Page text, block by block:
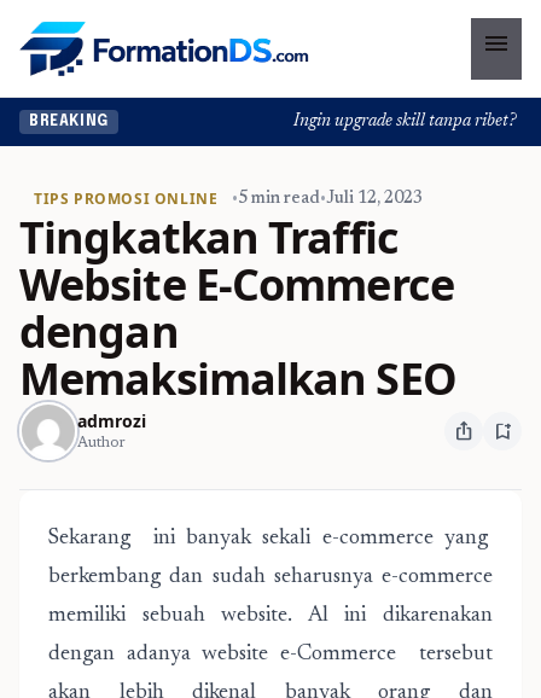
menu
BREAKING Ingin upgrade skill tanpa ribet?
TIPS PROMOSI ONLINE •5 min read•Juli 12, 2023
Tingkatkan Traffic
Website E-Commerce
dengan
Memaksimalkan SEO
admrozi
Author ios_share bookmark_add
Sekarang ini banyak sekali e-commerce yang
berkembang dan sudah seharusnya e-commerce
memiliki sebuah website. Al ini dikarenakan
dengan adanya website e-Commerce tersebut
akan lebih dikenal banyak orang dan